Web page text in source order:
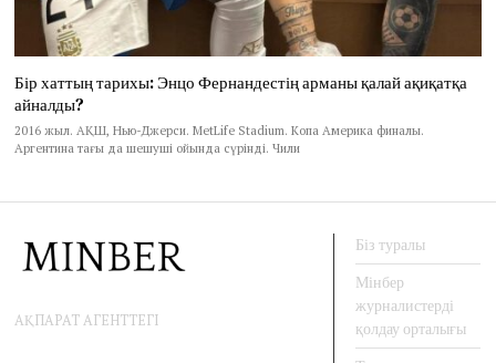
Бір хаттың тарихы: Энцо Фернандестің арманы қалай ақиқатқа
айналды?
2016 жыл. АҚШ, Нью-Джерси. MetLife Stadium. Копа Америка финалы.
Аргентина тағы да шешуші ойында сүрінді. Чили
АҚПАРАТ АГЕНТТЕГІ
Біз туралы
Мінбер
журналистерді
қолдау орталығы